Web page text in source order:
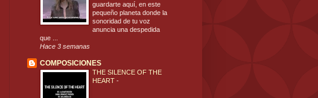
guardarte aquí, en este
pequeño planeta donde la
sonoridad de tu voz
anuncia una despedida
que ...
Hace 3 semanas
COMPOSICIONES
THE SILENCE OF THE
HEART -